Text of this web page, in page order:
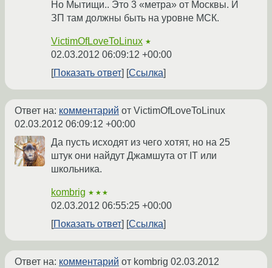
Но Мытищи.. Это 3 «метра» от Москвы. И
ЗП там должны быть на уровне МСК.
VictimOfLoveToLinux ★
02.03.2012 06:09:12 +00:00
Показать ответ
Ссылка
Ответ на: комментарий от VictimOfLoveToLinux
02.03.2012 06:09:12 +00:00
Да пусть исходят из чего хотят, но на 25
штук они найдут Джамшута от IT или
школьника.
kombrig ★★★
02.03.2012 06:55:25 +00:00
Показать ответ
Ссылка
Ответ на: комментарий от kombrig 02.03.2012